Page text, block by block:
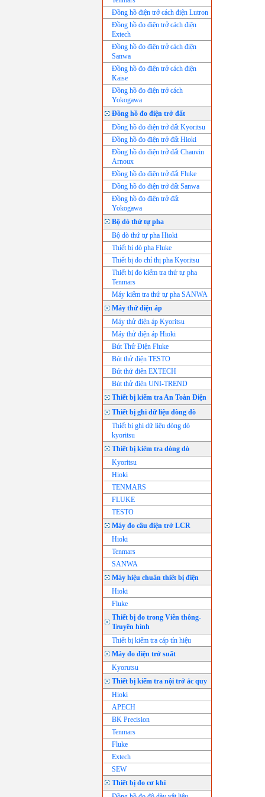
Đồng hồ điện trở cách điện Lutron
Đồng hồ đo điện trở cách điện
Extech
Đồng hồ đo điện trở cách điện
Sanwa
Đồng hồ đo điện trở cách điện
Kaise
Đồng hồ đo điện trở cách
Yokogawa
Đồng hồ đo điện trở đất
Đồng hồ đo điện trở đất Kyoritsu
Đồng hồ đo điện trở đất Hioki
Đồng hồ đo điện trở đất Chauvin
Arnoux
Đồng hồ đo điện trở đất Fluke
Đồng hồ đo điện trở đất Sanwa
Đồng hồ đo điện trở đất
Yokogawa
Bộ dò thứ tự pha
Bộ dò thứ tự pha Hioki
Thiết bị dò pha Fluke
Thiết bị đo chỉ thị pha Kyoritsu
Thiết bị đo kiểm tra thứ tự pha
Tenmars
Máy kiểm tra thứ tự pha SANWA
Máy thử điện áp
Máy thử điện áp Kyoritsu
Máy thử điện áp Hioki
Bút Thử Điện Fluke
Bút thử điện TESTO
Bút thử điên EXTECH
Bút thử điện UNI-TREND
Thiết bị kiểm tra An Toàn Điện
Thiết bị ghi dữ liệu dòng dò
Thiết bị ghi dữ liệu dòng dò
kyoritsu
Thiết bị kiểm tra dòng dò
Kyoritsu
Hioki
TENMARS
FLUKE
TESTO
Máy đo cầu điện trở LCR
Hioki
Tenmars
SANWA
Máy hiệu chuẩn thiết bị điện
Hioki
Fluke
Thiết bị đo trong Viễn thông-
Truyền hình
Thiết bị kiểm tra cáp tín hiệu
Máy đo điện trở suất
Kyorutsu
Thiết bị kiểm tra nội trở ắc quy
Hioki
APECH
BK Precision
Tenmars
Fluke
Extech
SEW
Thiết bị đo cơ khí